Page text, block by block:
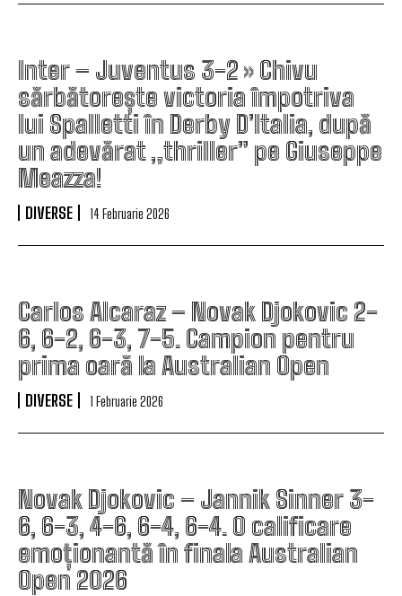
Inter – Juventus 3-2 » Chivu
sărbătorește victoria împotriva
lui Spalletti în Derby D’Italia, după
un adevărat „thriller” pe Giuseppe
Meazza!
DIVERSE 14 Februarie 2026
Carlos Alcaraz – Novak Djokovic 2-
6, 6-2, 6-3, 7-5. Campion pentru
prima oară la Australian Open
DIVERSE 1 Februarie 2026
Novak Djokovic – Jannik Sinner 3-
6, 6-3, 4-6, 6-4, 6-4. O calificare
emoționantă în finala Australian
Open 2026